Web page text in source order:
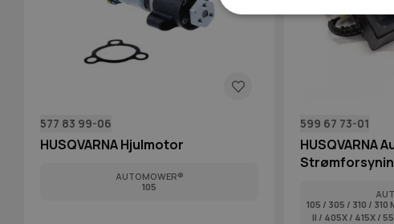
577 83 99-06
HUSQVARNA Hjulmotor
AUTOMOWER®
105
599 67 73-01
HUSQVARNA
105 / 305 / 310 / 310
II / 405X / 415X /